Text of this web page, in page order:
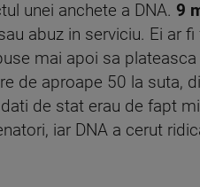
unei anchete a DNA. 9
abuz in serviciu. Ei ar
mai apoi sa
de aproape 50 la suta,
de stat erau de fapt
iar DNA a cerut